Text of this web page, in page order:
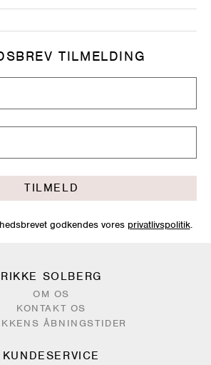
TILMELDING
TILMELD
godkendes vores privatlivspolitik.
RIKKE SOLBERG
OM OS
KONTAKT OS
ÅBNINGSTIDER
KUNDESERVICE